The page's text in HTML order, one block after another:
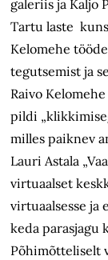
galeriis ja Kaljo
Tartu laste
Kelomehe
tegutsemist ja
Raivo
pildi
milles paiknev
Lauri Astala
virtuaalset
virtuaalsesse ja
keda parasjagu
Põhimõtteliselt